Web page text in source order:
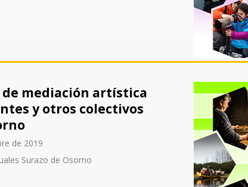
mediación artística
y otros colectivos
de 2019
Surazo de Osorno